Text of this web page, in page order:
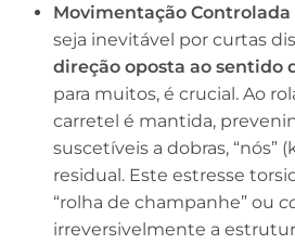
Movimentação Controlada
seja inevitável por curtas
direção oposta ao sentido
para muitos, é crucial. Ao
carretel é mantida,
suscetíveis a dobras,
residual. Este estresse
“rolha de champanhe” ou
irreversivelmente a